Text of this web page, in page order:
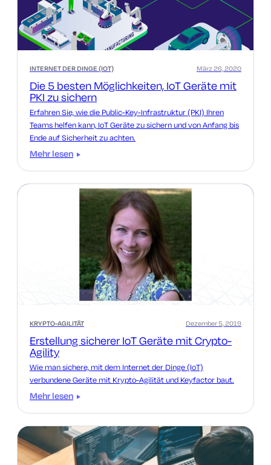
INTERNET DER DINGE (IOT)
Die 5 besten Möglichkeiten, IoT Geräte mit
PKI zu sichern
März 26, 2020
Erfahren Sie, wie die Public-Key-Infrastruktur (PKI) Ihren
Teams helfen kann, IoT Geräte zu sichern und von Anfang bis
Ende auf Sicherheit zu achten.
Mehr lesen
KRYPTO-AGILITÄT
Erstellung sicherer IoT Geräte mit Crypto-
Agility
Dezember 5, 2019
Wie man sichere, mit dem Internet der Dinge (IoT)
verbundene Geräte mit Krypto-Agilität und Keyfactor baut.
Mehr lesen